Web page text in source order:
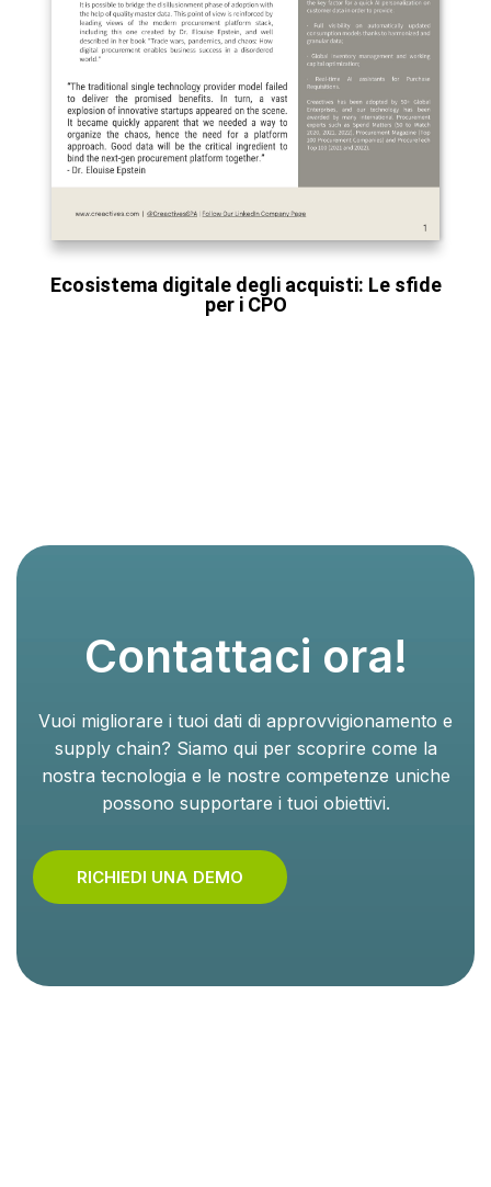
Ecosistema digitale degli acquisti: Le sfide
per i CPO
Contattaci ora!
Vuoi migliorare i tuoi dati di approvvigionamento e
supply chain? Siamo qui per scoprire come la
nostra tecnologia e le nostre competenze uniche
possono supportare i tuoi obiettivi.
RICHIEDI UNA DEMO